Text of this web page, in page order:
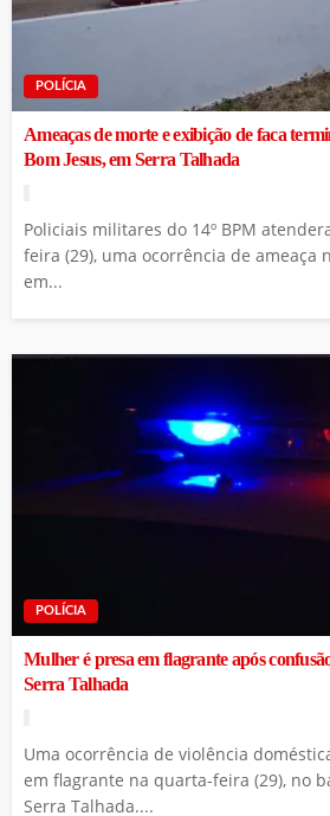
POLÍCIA
Ameaças de morte e exibição de faca
Bom Jesus, em Serra Talhada
Policiais militares do 14º BPM
feira (29), uma ocorrência de ameaça
em...
POLÍCIA
Mulher é presa em flagrante após
Serra Talhada
Uma ocorrência de violência
em flagrante na quarta-feira (29), no
Serra Talhada....